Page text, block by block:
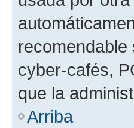
cyber-cafés,
que la
Arriba